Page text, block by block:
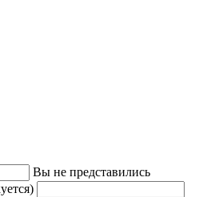
Вы не представились